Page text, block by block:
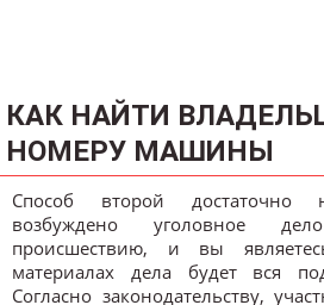
КАК НАЙТИ
НОМЕРУ МАШИНЫ
Способ второй достаточно
возбуждено уголовное
происшествию, и вы
материалах дела будет вся
Согласно законодательству,